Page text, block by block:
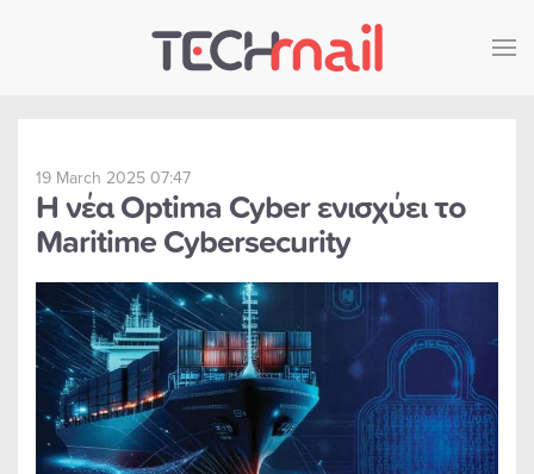
Skip to main content
19 March 2025 07:47
Η νέα Optima Cyber ενισχύει το
Maritime Cybersecurity